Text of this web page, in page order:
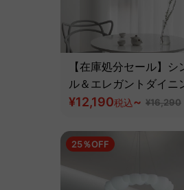
【在庫処分セール】シ
ル＆エレガントダイニ
ライト
¥12,190税込~ ¥16,290
25％OFF